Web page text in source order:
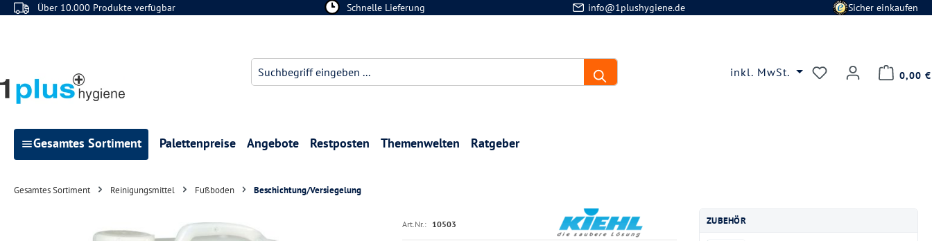
Hauptinhalt springen
Zur Suche springen
Zur Hauptnavigation springen
Über 10.000 Produkte verfügbar Schnelle Lieferung info@1plushygiene.de Sicher einkaufen
inkl. MwSt. Du hast 0 0,00 €
Gesamtes Sortiment Palettenpreise Angebote Restposten Themenwelten Ratgeber
Gesamtes Sortiment Reinigungsmittel Fußboden Beschichtung/Versiegelung
Bildergalerie überspringen Art.Nr.: 10503 ZUBEHÖR